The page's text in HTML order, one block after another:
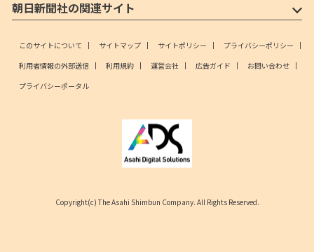
朝日新聞社の関連サイト
このサイトについて サイトマップ サイトポリシー
プライバシーポリシー
利用者情報の外部送信
利用規約 運営会社 広告ガイド
お問い合わせ
プライバシーポータル
Copyright(c) The Asahi Shimbun Company. All Rights Reserved.